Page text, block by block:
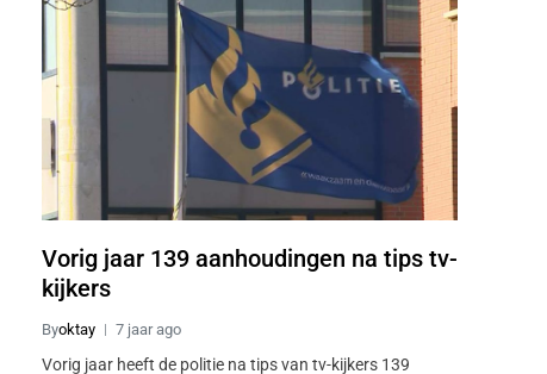
Vorig jaar 139 aanhoudingen na tips tv-
kijkers
Byoktay 7 jaar ago
Vorig jaar heeft de politie na tips van tv-kijkers 139